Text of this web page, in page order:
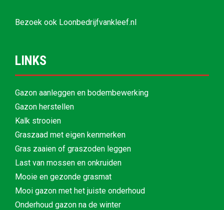
Bezoek ook Loonbedrijfvankleef.nl
LINKS
Gazon aanleggen en bodembewerking
Gazon herstellen
Kalk strooien
Graszaad met eigen kenmerken
Gras zaaien of graszoden leggen
Last van mossen en onkruiden
Mooie en gezonde grasmat
Mooi gazon met het juiste onderhoud
Onderhoud gazon na de winter